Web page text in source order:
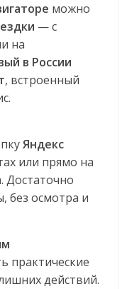
можно
— с
на
в России
, встроенный
Яндекс
или прямо на
Достаточно
без осмотра и
практические
действий.